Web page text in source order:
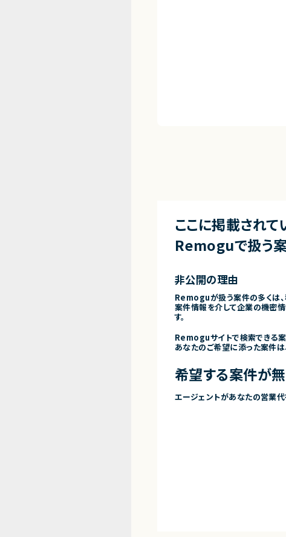
ここに掲載されて
Remoguで扱う
非公開の理由
Remoguが扱う案件の多くは、
案件情報を介して企業の機密
す。
Remoguサイトで検索できる案
あなたのご希望に添った案件は
希望する案件が無
エージェントがあなたの営業代